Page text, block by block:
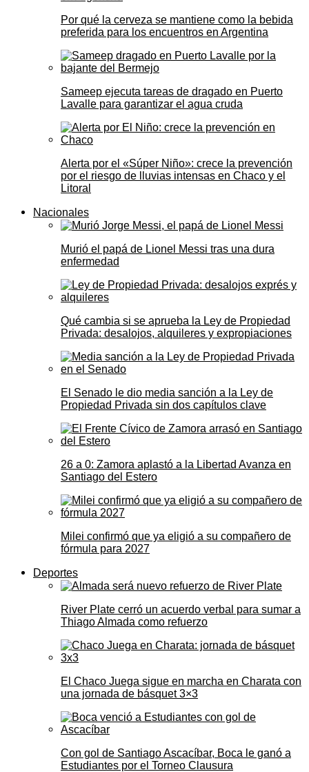
Por qué la cerveza se mantiene como la bebida
preferida para los encuentros en Argentina
Sameep ejecuta tareas de dragado en Puerto
Lavalle para garantizar el agua cruda
Alerta por el «Súper Niño»: crece la prevención
por el riesgo de lluvias intensas en Chaco y el
Litoral
Nacionales
Murió el papá de Lionel Messi tras una dura
enfermedad
Qué cambia si se aprueba la Ley de Propiedad
Privada: desalojos, alquileres y expropiaciones
El Senado le dio media sanción a la Ley de
Propiedad Privada sin dos capítulos clave
26 a 0: Zamora aplastó a la Libertad Avanza en
Santiago del Estero
Milei confirmó que ya eligió a su compañero de
fórmula para 2027
Deportes
River Plate cerró un acuerdo verbal para sumar a
Thiago Almada como refuerzo
El Chaco Juega sigue en marcha en Charata con
una jornada de básquet 3×3
Con gol de Santiago Ascacíbar, Boca le ganó a
Estudiantes por el Torneo Clausura